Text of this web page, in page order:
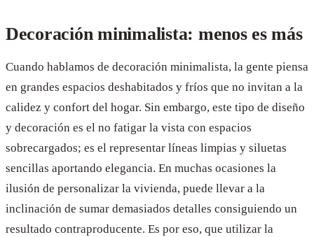
Decoración minimalista: menos es más
Cuando hablamos de decoración minimalista, la gente piensa
en grandes espacios deshabitados y fríos que no invitan a la
calidez y confort del hogar. Sin embargo, este tipo de diseño
y decoración es el no fatigar la vista con espacios
sobrecargados; es el representar líneas limpias y siluetas
sencillas aportando elegancia. En muchas ocasiones la
ilusión de personalizar la vivienda, puede llevar a la
inclinación de sumar demasiados detalles consiguiendo un
resultado contraproducente. Es por eso, que utilizar la